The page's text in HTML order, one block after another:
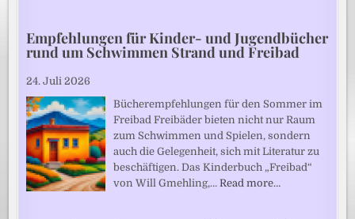
Empfehlungen für Kinder- und Jugendbücher
rund um Schwimmen Strand und Freibad
24. Juli 2026
Bücherempfehlungen für den Sommer im
Freibad Freibäder bieten nicht nur Raum
zum Schwimmen und Spielen, sondern
auch die Gelegenheit, sich mit Literatur zu
beschäftigen. Das Kinderbuch „Freibad“
von Will Gmehling,…Read more…